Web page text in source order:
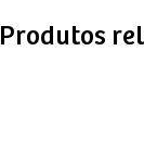
Produtos